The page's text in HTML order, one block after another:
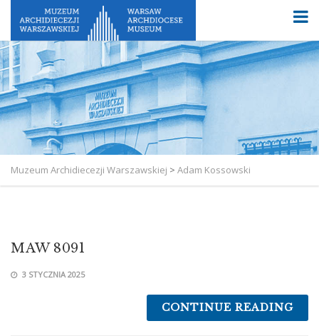
Muzeum Archidiecezji Warszawskiej > Adam Kossowski
MAW 8091
3 STYCZNIA 2025
CONTINUE READING